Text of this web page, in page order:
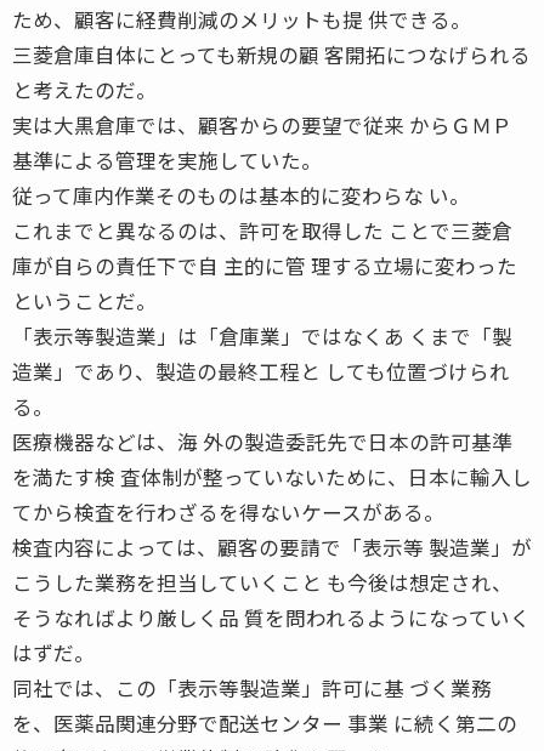
ため、顧客に経費削減のメリットも提 供できる。
三菱倉庫自体にとっても新規の顧 客開拓につなげられる
と考えたのだ。
実は大黒倉庫では、顧客からの要望で従来 からＧＭＰ
基準による管理を実施していた。
従って庫内作業そのものは基本的に変わらな い。
これまでと異なるのは、許可を取得した ことで三菱倉
庫が自らの責任下で自 主的に管 理する立場に変わった
ということだ。
「表示等製造業」は「倉庫業」ではなくあ くまで「製
造業」であり、製造の最終工程と しても位置づけられ
る。
医療機器などは、海 外の製造委託先で日本の許可基準
を満たす検 査体制が整っていないために、日本に輸入し
てから検査を行わざるを得ないケースがある。
検査内容によっては、顧客の要請で「表示等 製造業」が
こうした業務を担当していくこと も今後は想定され、
そうなればより厳しく品 質を問われるようになっていく
はずだ。
同社では、この「表示等製造業」許可に基 づく業務
を、医薬品関連分野で配送センター 事業 に続く第二の